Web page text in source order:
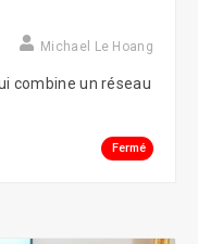
Michael Le Hoang
combine un réseau
Fermé